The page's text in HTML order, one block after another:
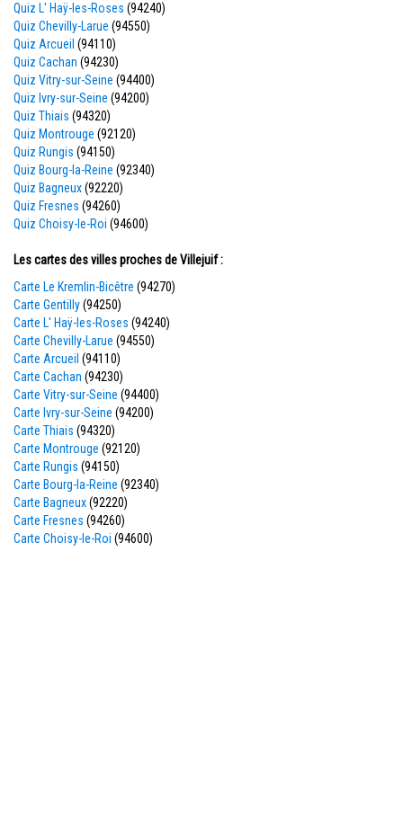
Quiz L' Haÿ-les-Roses (94240)
Quiz Chevilly-Larue (94550)
Quiz Arcueil (94110)
Quiz Cachan (94230)
Quiz Vitry-sur-Seine (94400)
Quiz Ivry-sur-Seine (94200)
Quiz Thiais (94320)
Quiz Montrouge (92120)
Quiz Rungis (94150)
Quiz Bourg-la-Reine (92340)
Quiz Bagneux(92220)
Quiz Fresnes (94260)
Quiz Choisy-le-Roi (94600)
Les cartes des villes proches de Villejuif :
Carte Le Kremlin-Bicêtre (94270)
Carte Gentilly(94250)
Carte L' Haÿ-les-Roses (94240)
Carte Chevilly-Larue (94550)
Carte Arcueil (94110)
Carte Cachan (94230)
Carte Vitry-sur-Seine (94400)
Carte Ivry-sur-Seine (94200)
Carte Thiais (94320)
Carte Montrouge (92120)
Carte Rungis (94150)
Carte Bourg-la-Reine (92340)
Carte Bagneux(92220)
Carte Fresnes (94260)
Carte Choisy-le-Roi (94600)